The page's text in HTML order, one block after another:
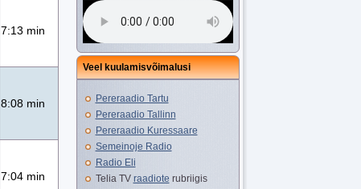
7:13 min
8:08 min
7:04 min
Veel kuulamisvõimalusi
Pereraadio Tartu
Pereraadio Tallinn
Pereraadio Kuressaare
Semeinoje Radio
Radio Eli
Telia TV raadiote rubriigis